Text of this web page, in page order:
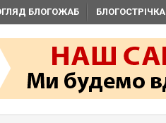
БЛОГОЖАБ БЛОГОСТРІЧКА